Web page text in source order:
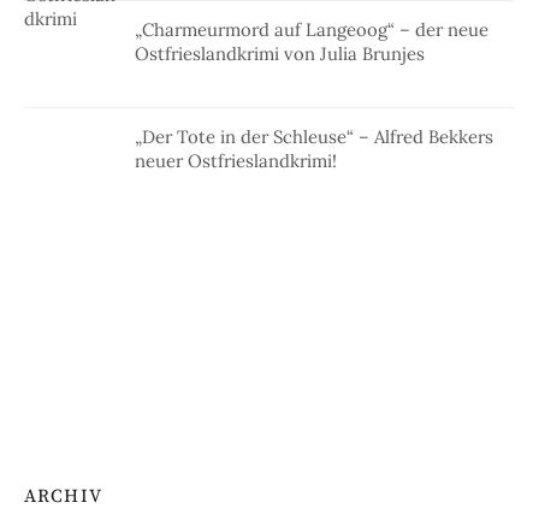
„Charmeurmord auf Langeoog“ – der neue
Ostfrieslandkrimi von Julia Brunjes
„Der Tote in der Schleuse“ – Alfred Bekkers
neuer Ostfrieslandkrimi!
ARCHIV